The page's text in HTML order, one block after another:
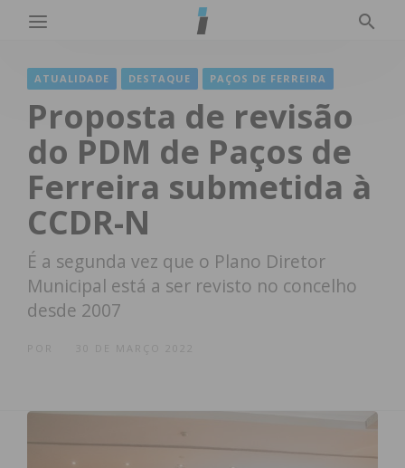
ATUALIDADE DESTAQUE PAÇOS DE FERREIRA
Proposta de revisão
do PDM de Paços de
Ferreira submetida à
CCDR-N
É a segunda vez que o Plano Diretor
Municipal está a ser revisto no concelho
desde 2007
30 DE MARÇO 2022